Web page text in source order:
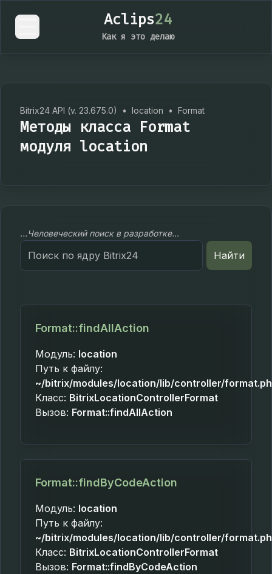
Aclips24
Как я это делаю
Bitrix24 API (v. 23.675.0) • location • Format
Методы класса Format
модуля location
...Человеческий поиск в разработке...
Search
for:
Найти
Format::findAllAction
Модуль: location
Путь к файлу:
~/bitrix/modules/location/lib/controller/
Класс: BitrixLocationControllerFormat
Вызов: Format::findAllAction
Format::findByCodeAction
Модуль: location
Путь к файлу:
~/bitrix/modules/location/lib/controller/
Класс: BitrixLocationControllerFormat
Вызов: Format::findByCodeAction